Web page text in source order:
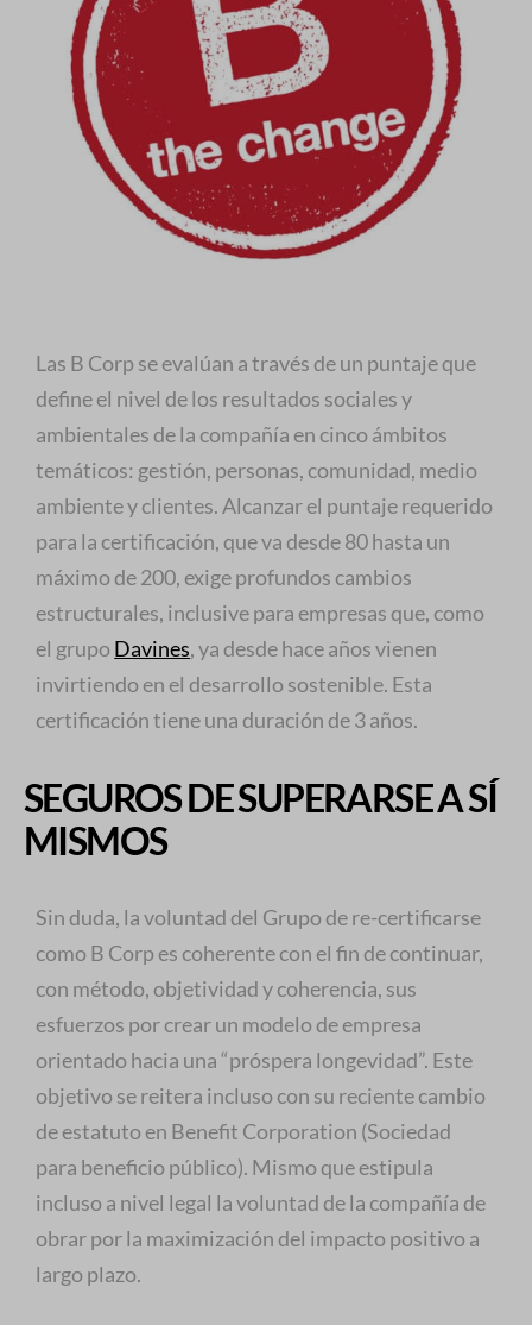
Las B Corp se evalúan a través de un puntaje que
define el nivel de los resultados sociales y
ambientales de la compañía en cinco ámbitos
temáticos: gestión, personas, comunidad, medio
ambiente y clientes. Alcanzar el puntaje requerido
para la certificación, que va desde 80 hasta un
máximo de 200, exige profundos cambios
estructurales, inclusive para empresas que, como
el grupo Davines, ya desde hace años vienen
invirtiendo en el desarrollo sostenible. Esta
certificación tiene una duración de 3 años.
SEGUROS DE SUPERARSE A SÍ
MISMOS
Sin duda, la voluntad del Grupo de re-certificarse
como B Corp es coherente con el fin de continuar,
con método, objetividad y coherencia, sus
esfuerzos por crear un modelo de empresa
orientado hacia una “próspera longevidad”. Este
objetivo se reitera incluso con su reciente cambio
de estatuto en Benefit Corporation (Sociedad
para beneficio público). Mismo que estipula
incluso a nivel legal la voluntad de la compañía de
obrar por la maximización del impacto positivo a
largo plazo.